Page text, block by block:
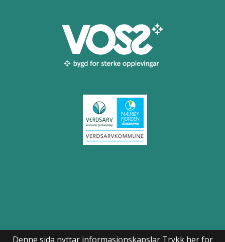
Denne sida nyttar informasjonskapslar Trykk her for